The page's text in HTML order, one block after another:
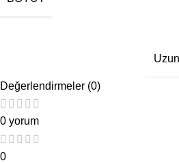
Değerlendirmeler (0)
0 yorum
0